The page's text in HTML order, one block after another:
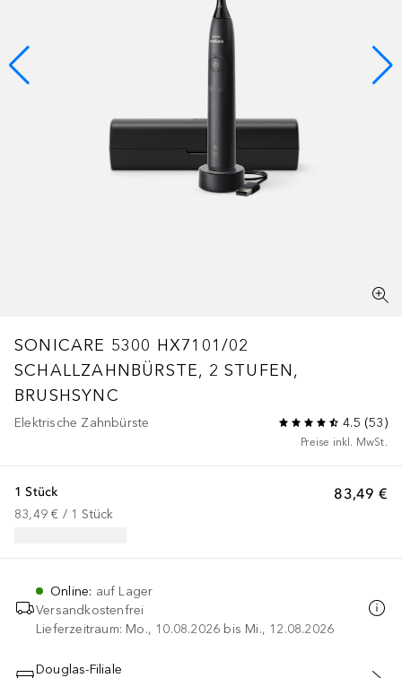
SONICARE 5300 HX7101/02
SCHALLZAHNBÜRSTE, 2 STUFEN,
BRUSHSYNC
Elektrische Zahnbürste 4.5 (53)
Preise inkl. MwSt.
83,49 €
1 Stück
83,49 € / 1 Stück
Online: auf Lager
Versandkostenfrei
Lieferzeitraum: Mo., 10.08.2026 bis Mi., 12.08.2026
Douglas-Filiale